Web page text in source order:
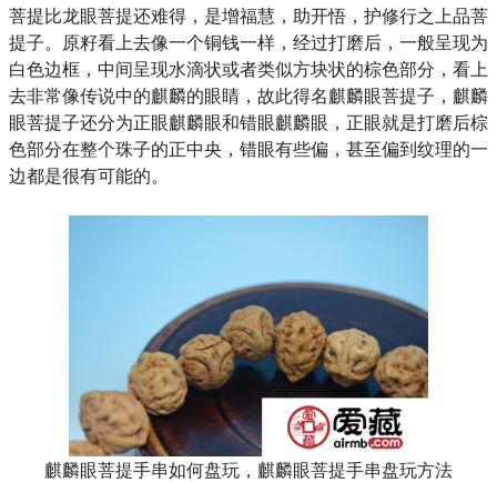
菩提比龙眼菩提还难得，是增福慧，助开悟，护修行之上品菩
提子。原籽看上去像一个铜钱一样，经过打磨后，一般呈现为
白色边框，中间呈现水滴状或者类似方块状的棕色部分，看上
去非常像传说中的麒麟的眼睛，故此得名麒麟眼菩提子，麒麟
眼菩提子还分为正眼麒麟眼和错眼麒麟眼，正眼就是打磨后棕
色部分在整个珠子的正中央，错眼有些偏，甚至偏到纹理的一
边都是很有可能的。
麒麟眼菩提手串如何盘玩，麒麟眼菩提手串盘玩方法